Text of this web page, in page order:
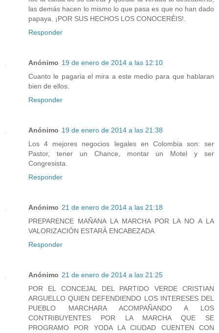
las demás hacen lo mismo lo que pasa es que no han dado
papaya. ¡POR SUS HECHOS LOS CONOCERÉIS!.
Responder
Anónimo 19 de enero de 2014 a las 12:10
Cuanto le pagaria el mira a este medio para que hablaran
bien de ellos.
Responder
Anónimo 19 de enero de 2014 a las 21:38
Los 4 mejores negocios legales en Colombia son: ser
Pastor, tener un Chance, montar un Motel y ser
Congresista.
Responder
Anónimo 21 de enero de 2014 a las 21:18
PREPARENCE MAÑANA LA MARCHA POR LA NO A LA
VALORIZACIÓN ESTARÁ ENCABEZADA
Responder
Anónimo 21 de enero de 2014 a las 21:25
POR EL CONCEJAL DEL PARTIDO VERDE CRISTIAN
ARGUELLO QUIEN DEFENDIENDO LOS INTERESES DEL
PUEBLO MARCHARA ACOMPAÑANDO A LOS
CONTRIBUYENTES POR LA MARCHA QUE SE
PROGRAMO POR YODA LA CIUDAD CUENTEN CON